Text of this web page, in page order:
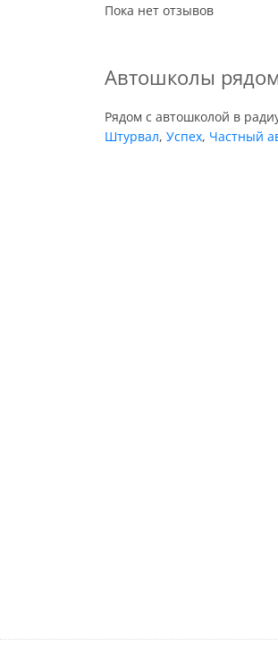
Пока нет отзывов
Автошколы
Рядом с автошколой в
Штурвал, Успех, Частный